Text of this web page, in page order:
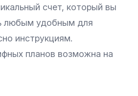
счет, который вы
любым удобным для
инструкциям.
планов возможна на